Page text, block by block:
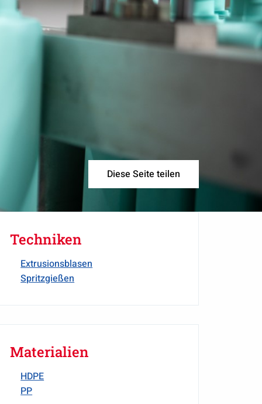
Diese Seite teilen
Techniken
Extrusionsblasen
Spritzgießen
Materialien
HDPE
PP